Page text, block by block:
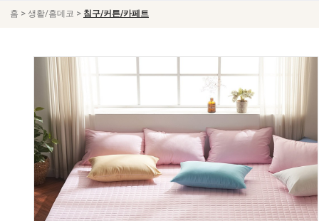
홈 > 생활/홈데코 > 침구/커튼/카페트